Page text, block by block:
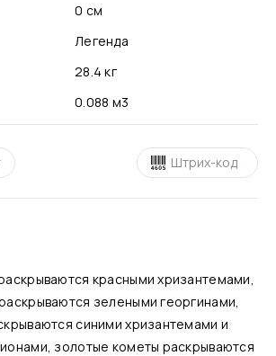
0 см
Легенда
28.4 кг
0.088 м3
Штрих-код
красными хризантемами,
зелеными георгинами,
синими хризантемами и
золотые кометы раскрываются